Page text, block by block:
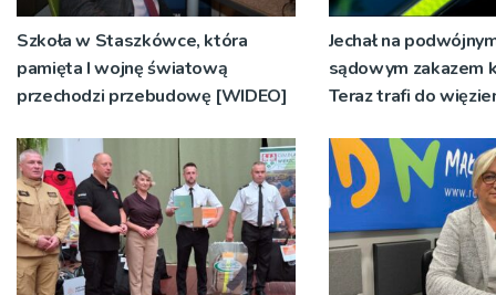
Szkoła w Staszkówce, która
pamięta I wojnę światową
przechodzi przebudowę [WIDEO]
Jechał na
sądowym zakazem
Teraz trafi do